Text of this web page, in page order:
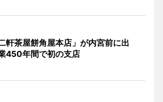
軒茶屋餅角屋本店」が内宮前に出
450年間で初の支店